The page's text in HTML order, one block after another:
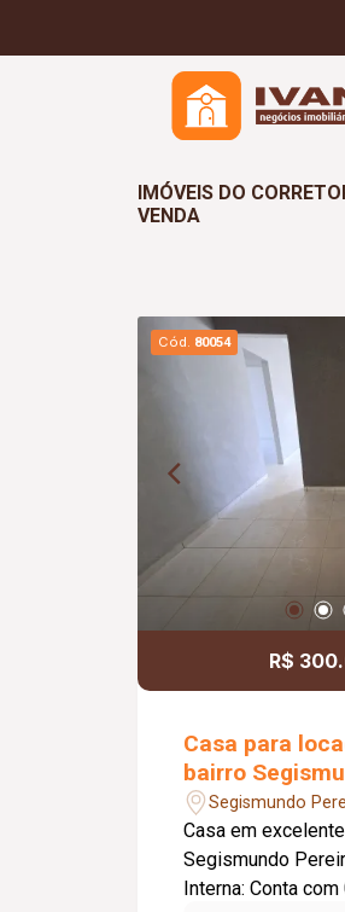
IMÓVEIS DO
VENDA
Cód. 80054
R$
Casa para
bairro
Segismundo
Casa em
Segismundo Pereira!
Interna: Conta